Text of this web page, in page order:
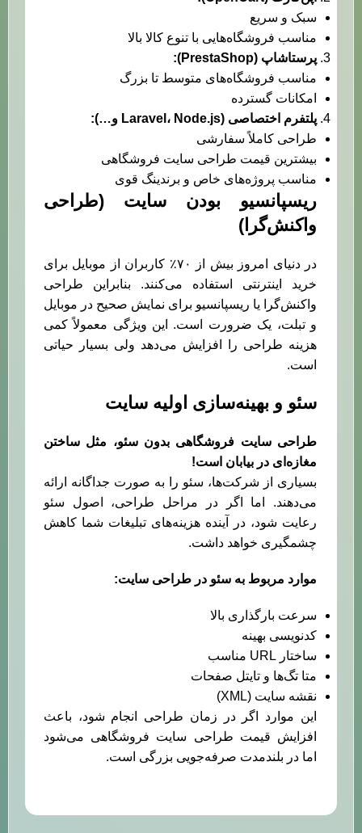
سبک و سریع
مناسب فروشگاه‌هایی با تنوع کالا بالا
پرستاشاپ (PrestaShop):
مناسب فروشگاه‌های متوسط تا بزرگ
امکانات گسترده
پلتفرم اختصاصی (Laravel ، Node.js و…):
طراحی کاملاً سفارشی
بیشترین قیمت طراحی سایت فروشگاهی
مناسب پروژه‌های خاص و برندینگ قوی
ریسپانسیو بودن سایت (طراحی
واکنش‌گرا)
در دنیای امروز بیش از ۷۰٪ کاربران از موبایل برای
خرید اینترنتی استفاده می‌کنند. بنابراین طراحی
واکنش‌گرا یا ریسپانسیو برای نمایش صحیح در موبایل
و تبلت، یک ضرورت است. این ویژگی معمولاً کمی
هزینه طراحی را افزایش می‌دهد ولی بسیار حیاتی
است.
سئو و بهینه‌سازی اولیه سایت
طراحی سایت فروشگاهی بدون سئو، مثل ساختن
مغازه‌ای در بیابان است!
بسیاری از شرکت‌ها، سئو را به صورت جداگانه ارائه
می‌دهند. اما اگر در مراحل طراحی، اصول سئو
رعایت شود، در آینده هزینه‌های تبلیغات شما کاهش
چشمگیری خواهد داشت.
موارد مربوط به سئو در طراحی سایت:
سرعت بارگذاری بالا
کدنویسی بهینه
ساختار URL مناسب
متا تگ‌ها و تایتل صفحات
نقشه سایت (XML)
این موارد اگر در زمان طراحی انجام شود، باعث
افزایش قیمت طراحی سایت فروشگاهی می‌شود
اما در بلندمدت صرفه‌جویی بزرگی است.